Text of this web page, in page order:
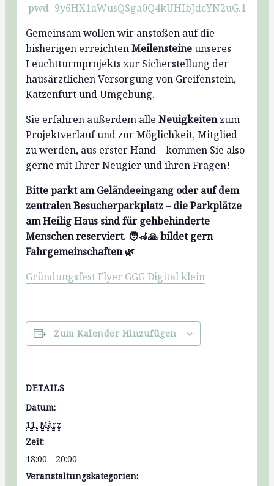
pwd=9y6HX1aWusQSga0Q4kUHIbJdcYN2uG.1
Gemeinsam wollen wir anstoßen auf die
bisherigen erreichtenMeilensteineunseres
Leuchtturmprojekts zur Sicherstellung der
hausärztlichen Versorgung von Greifenstein,
Katzenfurt und Umgebung.
Sie erfahren außerdem alleNeuigkeitenzum
Projektverlauf und zur Möglichkeit, Mitglied
zu werden, aus erster Hand – kommen Sie also
gerne mit Ihrer Neugier und ihren Fragen!
Bitte parkt am Geländeeingang oder auf dem
zentralen Besucherparkplatz – die Parkplätze
am Heilig Haus sind für gehbehinderte
Menschen reserviert. 🧑‍🦽🙏 bildet gern
Fahrgemeinschaften 🌿
Gründungsfest Flyer GGG Digital klein
Zum Kalender Hinzufügen
DETAILS
Datum:
11. März
Zeit:
18:00 - 20:00
Veranstaltungskategorien: